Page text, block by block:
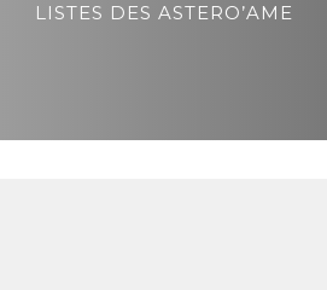
LISTES DES ASTERO’AME